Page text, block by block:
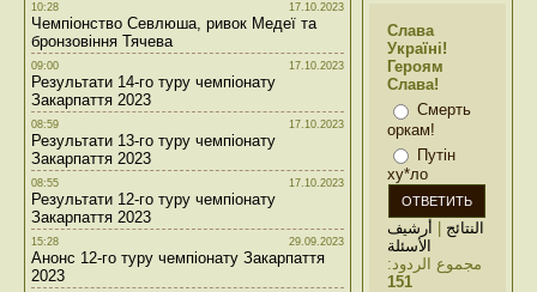
10:28 17.10.2023
Чемпіонство Севлюша, ривок Медеї та
бронзовіння Тячева
09:00 17.10.2023
Результати 14-го туру чемпіонату
Закарпаття 2023
08:59 17.10.2023
Результати 13-го туру чемпіонату
Закарпаття 2023
08:55 17.10.2023
Результати 12-го туру чемпіонату
Закарпаття 2023
15:28 29.09.2023
Анонс 12-го туру чемпіонату Закарпаття
2023
Слава
Україні!
Героям
Слава!
Смерть
оркам!
Путін
ху*ло
النتائج | أرشيف
الأسئلة
مجموع الردود:
151